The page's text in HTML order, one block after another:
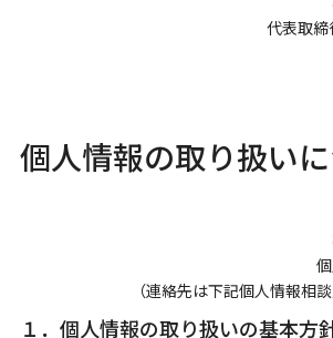
代表取
個人情報の取り扱い
（連絡先は下記個人情報相
１．個人情報の取り扱いの基本方